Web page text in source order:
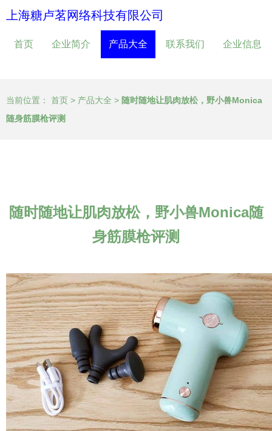
上海糖卢茗网络科技有限公司
首页 企业简介 产品大全 联系我们 企业信息
当前位置： 首页 > 产品大全 > 随时随地让肌肉放松，野小兽Monica
随身筋膜枪评测
随时随地让肌肉放松，野小兽Monica随
身筋膜枪评测